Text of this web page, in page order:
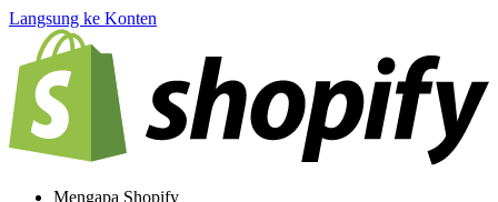
Langsung ke Konten
Mengapa Shopify